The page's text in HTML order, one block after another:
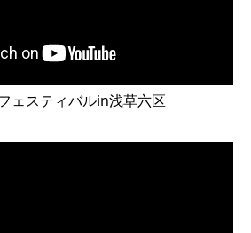
ェスティバルin浅草六区